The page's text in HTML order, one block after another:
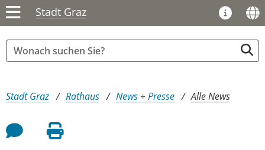
Stadt Graz
Sie sind hier:
Stadt Graz Rathaus News + Presse Alle News
Feedback an Autor
Seite drucken